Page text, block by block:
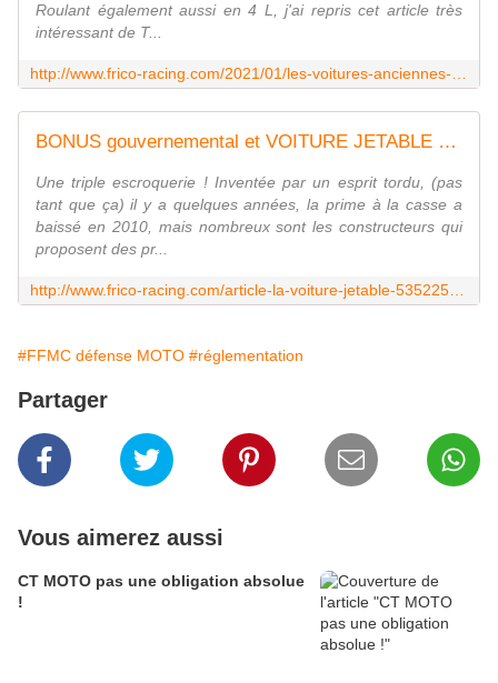
Roulant également aussi en 4 L, j'ai repris cet article très
intéressant de T...
BONUS gouvernemental et VOITURE JETABLE ? - frico-racing-passion moto
Une triple escroquerie ! Inventée par un esprit tordu, (pas
tant que ça) il y a quelques années, la prime à la casse a
baissé en 2010, mais nombreux sont les constructeurs qui
proposent des pr...
#FFMC défense MOTO #réglementation
Partager
Vous aimerez aussi
CT MOTO pas une obligation absolue
!